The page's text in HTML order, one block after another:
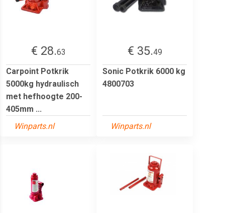
€ 28.63
Carpoint Potkrik
5000kg hydraulisch
met hefhoogte 200-
405mm ...
Winparts.nl
€ 35.49
Sonic Potkrik 6000 kg
4800703
Winparts.nl